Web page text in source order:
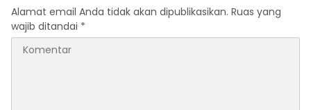
Alamat email Anda tidak akan dipublikasikan. Ruas yang
wajib ditandai *